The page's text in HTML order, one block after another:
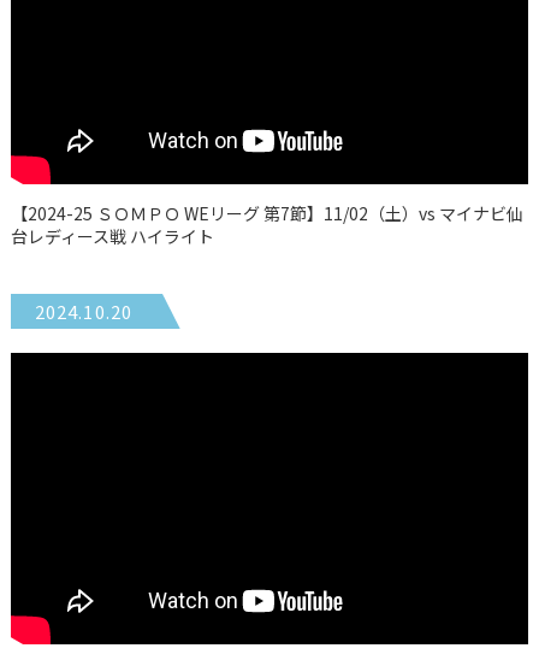
【2024-25 ＳＯＭＰＯ WEリーグ 第7節】11/02（土）vs マイナビ仙
台レディース戦 ハイライト
2024.10.20